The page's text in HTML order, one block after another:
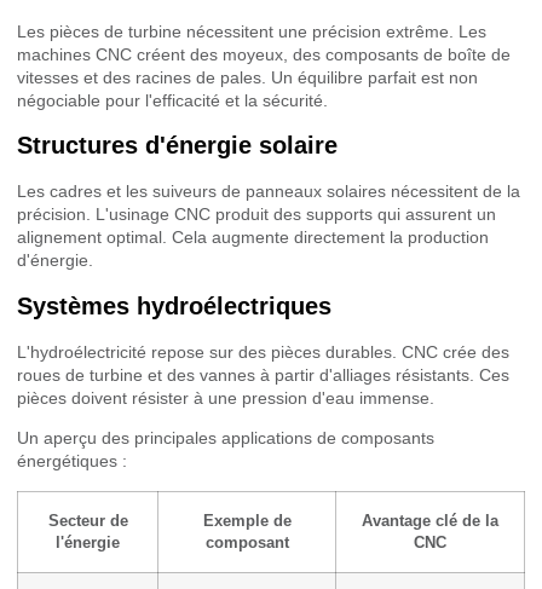
Les pièces de turbine nécessitent une précision extrême. Les
machines CNC créent des moyeux, des composants de boîte de
vitesses et des racines de pales. Un équilibre parfait est non
négociable pour l'efficacité et la sécurité.
Structures d'énergie solaire
Les cadres et les suiveurs de panneaux solaires nécessitent de la
précision. L'usinage CNC produit des supports qui assurent un
alignement optimal. Cela augmente directement la production
d'énergie.
Systèmes hydroélectriques
L'hydroélectricité repose sur des pièces durables. CNC crée des
roues de turbine et des vannes à partir d'alliages résistants. Ces
pièces doivent résister à une pression d'eau immense.
Un aperçu des principales applications de composants
énergétiques :
Secteur de
l'énergie
Exemple de
composant
Avantage clé de la
CNC